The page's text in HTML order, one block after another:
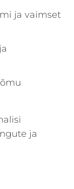
ja vaimset
ja